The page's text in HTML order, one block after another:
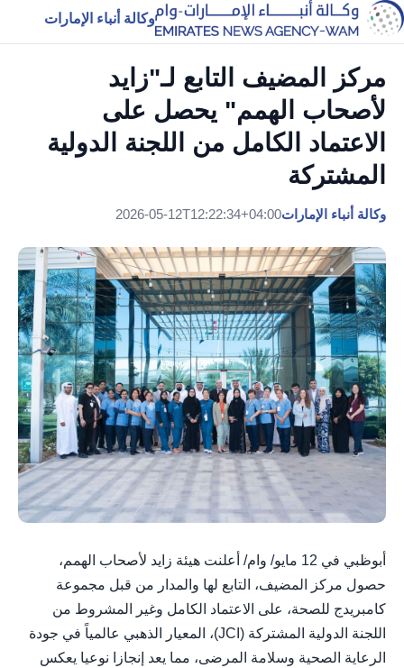
وكالة أنباء الإمارات
مركز المضيف التابع لـ"زايد
لأصحاب الهمم" يحصل على
الاعتماد الكامل من اللجنة الدولية
المشتركة
وكالة أنباء الإمارات2026-05-12T12:22:34+04:00
أبوظبي في 12 مايو/ وام/ أعلنت هيئة زايد لأصحاب الهمم،
حصول مركز المضيف، التابع لها والمدار من قبل مجموعة
كامبريدج للصحة، على الاعتماد الكامل وغير المشروط من
اللجنة الدولية المشتركة (JCI)، المعيار الذهبي عالمياً في جودة
الرعاية الصحية وسلامة المرضى، مما يعد إنجازا نوعيا يعكس